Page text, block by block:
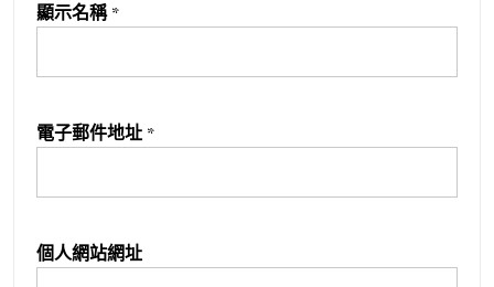
顯示名稱 *
電子郵件地址 *
個人網站網址